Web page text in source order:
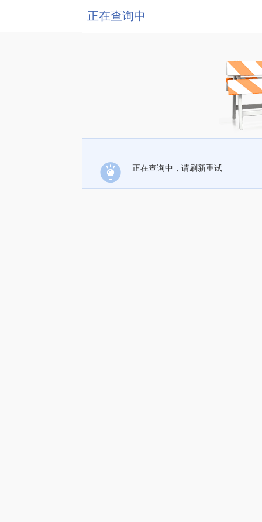
正在查询中
正在查询中，请刷新重试